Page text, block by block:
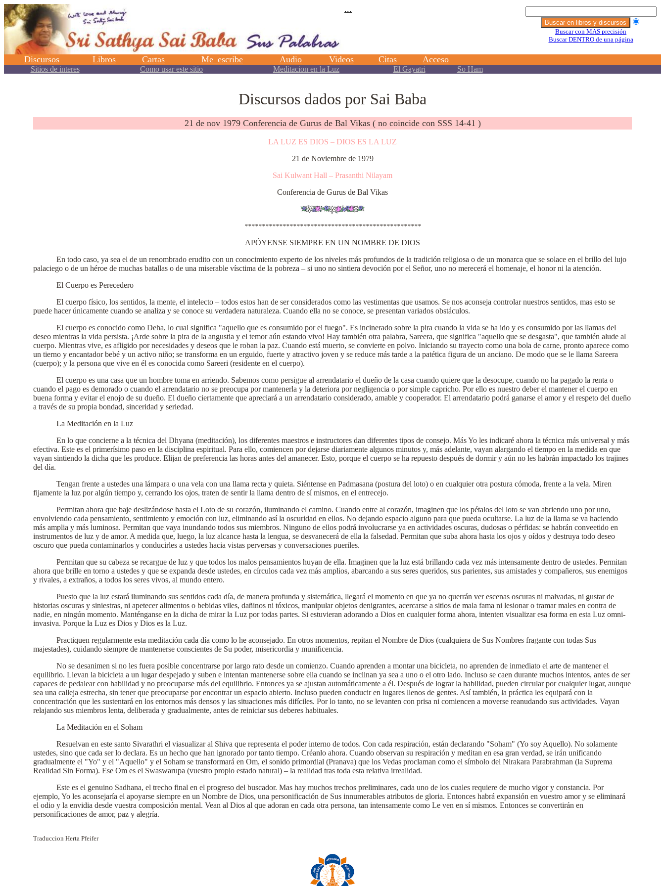
.
Discursos dados por Sai Baba
21 de nov 1979 Conferencia de Gurus de Bal Vikas ( no coincide con SSS 14-41 )
LA LUZ ES DIOS – DIOS ES LA LUZ
21 de Noviembre de 1979
Sai Kulwant Hall – Prasanthi Nilayam
Conferencia de Gurus de Bal Vikas
***************************************************
APÓYENSE SIEMPRE EN UN NOMBRE DE DIOS
En todo caso, ya sea el de un renombrado erudito con un conocimiento experto de los niveles más profundos de la tradición religiosa o de un monarca que se solace en el brillo del lujo
palaciego o de un héroe de muchas batallas o de una miserable vísctima de la pobreza – si uno no sintiera devoción por el Señor, uno no merecerá el homenaje, el honor ni la atención.
El Cuerpo es Perecedero
El cuerpo físico, los sentidos, la mente, el intelecto – todos estos han de ser considerados como las vestimentas que usamos. Se nos aconseja controlar nuestros sentidos, mas esto se
puede hacer únicamente cuando se analiza y se conoce su verdadera naturaleza. Cuando ella no se conoce, se presentan variados obstáculos.
El cuerpo es conocido como Deha, lo cual significa "aquello que es consumido por el fuego". Es incinerado sobre la pira cuando la vida se ha ido y es consumido por las llamas del
deseo mientras la vida persista. ¡Arde sobre la pira de la angustia y el temor aún estando vivo! Hay también otra palabra, Sareera, que significa "aquello que se desgasta", que también alude al
cuerpo. Mientras vive, es afligido por necesidades y deseos que le roban la paz. Cuando está muerto, se convierte en polvo. Iniciando su trayecto como una bola de carne, pronto aparece como
un tierno y encantador bebé y un activo niño; se transforma en un erguido, fuerte y atractivo joven y se reduce más tarde a la patética figura de un anciano. De modo que se le llama Sareera
(cuerpo); y la persona que vive en él es conocida como Sareeri (residente en el cuerpo).
El cuerpo es una casa que un hombre toma en arriendo. Sabemos como persigue al arrendatario el dueño de la casa cuando quiere que la desocupe, cuando no ha pagado la renta o
cuando el pago es demorado o cuando el arrendatario no se preocupa por mantenerla y la deteriora por negligencia o por simple capricho. Por ello es nuestro deber el mantener el cuerpo en
buena forma y evitar el enojo de su dueño. El dueño ciertamente que apreciará a un arrendatario considerado, amable y cooperador. El arrendatario podrá ganarse el amor y el respeto del dueño
a través de su propia bondad, sinceridad y seriedad.
La Meditación en la Luz
En lo que concierne a la técnica del Dhyana (meditación), los diferentes maestros e instructores dan diferentes tipos de consejo. Más Yo les indicaré ahora la técnica más universal y más
efectiva. Este es el primerísimo paso en la disciplina espiritual. Para ello, comiencen por dejarse diariamente algunos minutos y, más adelante, vayan alargando el tiempo en la medida en que
vayan sintiendo la dicha que les produce. Elijan de preferencia las horas antes del amanecer. Esto, porque el cuerpo se ha repuesto después de dormir y aún no les habrán impactado los trajines
del día.
Tengan frente a ustedes una lámpara o una vela con una llama recta y quieta. Siéntense en Padmasana (postura del loto) o en cualquier otra postura cómoda, frente a la vela. Miren
fijamente la luz por algún tiempo y, cerrando los ojos, traten de sentir la llama dentro de sí mismos, en el entrecejo.
Permitan ahora que baje deslizándose hasta el Loto de su corazón, iluminando el camino. Cuando entre al corazón, imaginen que los pétalos del loto se van abriendo uno por uno,
envolviendo cada pensamiento, sentimiento y emoción con luz, eliminando así la oscuridad en ellos. No dejando espacio alguno para que pueda ocultarse. La luz de la llama se va haciendo
más amplia y más luminosa. Permitan que vaya inundando todos sus miembros. Ninguno de ellos podrá involucrarse ya en actividades oscuras, dudosas o pérfidas: se habrán conveetido en
instrumentos de luz y de amor. A medida que, luego, la luz alcance hasta la lengua, se desvanecerá de ella la falsedad. Permitan que suba ahora hasta los ojos y oídos y destruya todo deseo
oscuro que pueda contaminarlos y conducirles a ustedes hacia vistas perversas y conversaciones pueriles.
Permitan que su cabeza se recargue de luz y que todos los malos pensamientos huyan de ella. Imaginen que la luz está brillando cada vez más intensamente dentro de ustedes. Permitan
ahora que brille en torno a ustedes y que se expanda desde ustedes, en círculos cada vez más amplios, abarcando a sus seres queridos, sus parientes, sus amistades y compañeros, sus enemigos
y rivales, a extraños, a todos los seres vivos, al mundo entero.
Puesto que la luz estará iluminando sus sentidos cada día, de manera profunda y sistemática, llegará el momento en que ya no querrán ver escenas oscuras ni malvadas, ni gustar de
historias oscuras y siniestras, ni apetecer alimentos o bebidas viles, dañinos ni tóxicos, manipular objetos denigrantes, acercarse a sitios de mala fama ni lesionar o tramar males en contra de
nadie, en ningún momento. Manténganse en la dicha de mirar la Luz por todas partes. Si estuvieran adorando a Dios en cualquier forma ahora, intenten visualizar esa forma en esta Luz omni-
invasiva. Porque la Luz es Dios y Dios es la Luz.
Practiquen regularmente esta meditación cada día como lo he aconsejado. En otros momentos, repitan el Nombre de Dios (cualquiera de Sus Nombres fragante con todas Sus
majestades), cuidando siempre de mantenerse conscientes de Su poder, misericordia y munificencia.
No se desanimen si no les fuera posible concentrarse por largo rato desde un comienzo. Cuando aprenden a montar una bicicleta, no aprenden de inmediato el arte de mantener el
equilibrio. Llevan la bicicleta a un lugar despejado y suben e intentan mantenerse sobre ella cuando se inclinan ya sea a uno o el otro lado. Incluso se caen durante muchos intentos, antes de ser
capaces de pedalear con habilidad y no preocuparse más del equilibrio. Entonces ya se ajustan automáticamente a él. Después de lograr la habilidad, pueden circular por cualquier lugar, aunque
sea una calleja estrecha, sin tener que preocuparse por encontrar un espacio abierto. Incluso pueden conducir en lugares llenos de gentes. Así también, la práctica les equipará con la
concentración que les sustentará en los entornos más densos y las situaciones más difíciles. Por lo tanto, no se levanten con prisa ni comiencen a moverse reanudando sus actividades. Vayan
relajando sus miembros lenta, deliberada y gradualmente, antes de reiniciar sus deberes habituales.
La Meditación en el Soham
Resuelvan en este santo Sivarathri el viasualizar al Shiva que representa el poder interno de todos. Con cada respiración, están declarando "Soham" (Yo soy Aquello). No solamente
ustedes, sino que cada ser lo declara. Es un hecho que han ignorado por tanto tiempo. Créanlo ahora. Cuando observan su respiración y meditan en esa gran verdad, se irán unificando
gradualmente el "Yo" y el "Aquello" y el Soham se transformará en Om, el sonido primordial (Pranava) que los Vedas proclaman como el símbolo del Nirakara Parabrahman (la Suprema
Realidad Sin Forma). Ese Om es el Swaswarupa (vuestro propio estado natural) – la realidad tras toda esta relativa irrealidad.
Este es el genuino Sadhana, el trecho final en el progreso del buscador. Mas hay muchos trechos preliminares, cada uno de los cuales requiere de mucho vigor y constancia. Por
ejemplo, Yo les aconsejaría el apoyarse siempre en un Nombre de Dios, una personificación de Sus innumerables atributos de gloria. Entonces habrá expansión en vuestro amor y se eliminará
el odio y la envidia desde vuestra composición mental. Vean al Dios al que adoran en cada otra persona, tan intensamente como Le ven en sí mismos. Entonces se convertirán en
personificaciones de amor, paz y alegría.
Traduccion Herta Pfeifer